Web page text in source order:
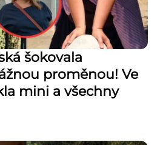
šokovala
proměnou! Ve
mini a všechny